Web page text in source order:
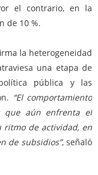
el contrario, en la
de 10 %.
la heterogeneidad
una etapa de
pública y las
“El comportamiento
que aún enfrenta el
ritmo de actividad, en
de subsidios”, señaló